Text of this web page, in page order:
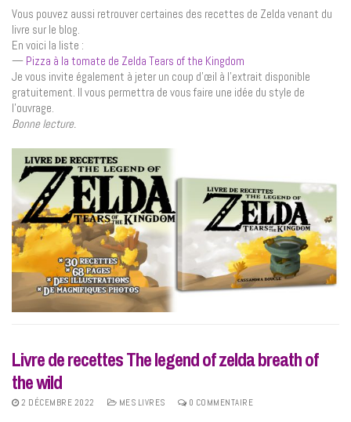
Vous pouvez aussi retrouver certaines des recettes de Zelda venant du
livre sur le blog.
En voici la liste :
— Pizza à la tomate de Zelda Tears of the Kingdom
Je vous invite également à jeter un coup d’œil à l’extrait disponible
gratuitement. Il vous permettra de vous faire une idée du style de
l’ouvrage.
Bonne lecture.
Livre de recettes The legend of zelda breath of
the wild
2 DÉCEMBRE 2022 MES LIVRES 0 COMMENTAIRE